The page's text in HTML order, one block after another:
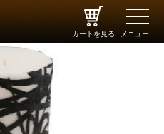
カートを見る
toggle
メニュー